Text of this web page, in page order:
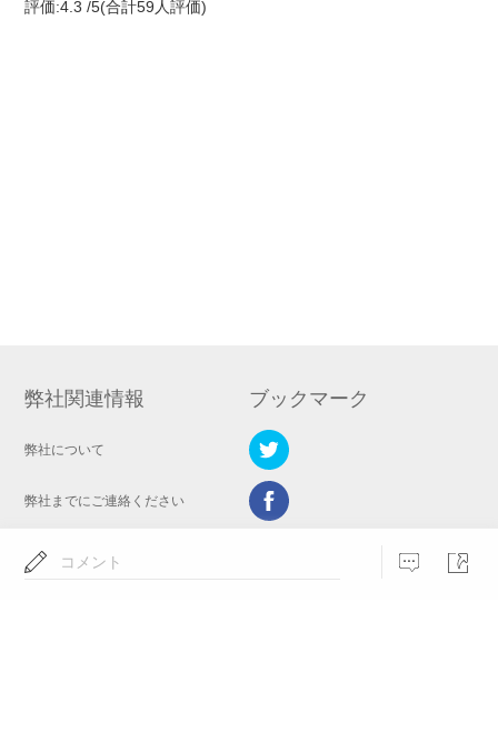
評価:4.3 /5(合計59 人評価)
弊社関連情報
弊社について
弊社までにご連絡ください
プライバシーポリシー
ブックマーク
コメント